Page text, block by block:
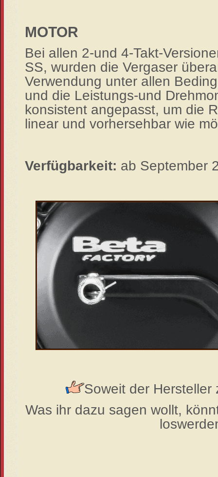
MOTOR
Bei allen 2-und 4-Takt-
SS, wurden die Vergaser
Verwendung unter allen
und die Leistungs-und
konsistent angepasst, um die
linearund vorhersehbar wie
Verfügbarkeit: ab September
Soweit der Hersteller
Was ihr dazu sagen wollt,